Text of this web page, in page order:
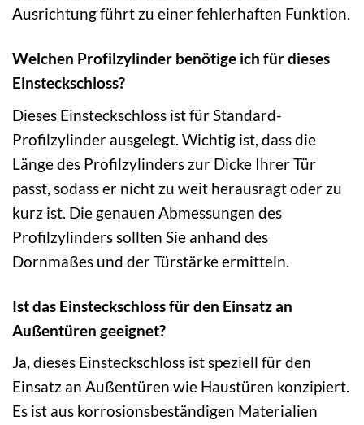
Ausrichtung führt zu einer fehlerhaften Funktion.
Welchen Profilzylinder benötige ich für dieses
Einsteckschloss?
Dieses Einsteckschloss ist für Standard-
Profilzylinder ausgelegt. Wichtig ist, dass die
Länge des Profilzylinders zur Dicke Ihrer Tür
passt, sodass er nicht zu weit herausragt oder zu
kurz ist. Die genauen Abmessungen des
Profilzylinders sollten Sie anhand des
Dornmaßes und der Türstärke ermitteln.
Ist das Einsteckschloss für den Einsatz an
Außentüren geeignet?
Ja, dieses Einsteckschloss ist speziell für den
Einsatz an Außentüren wie Haustüren konzipiert.
Es ist aus korrosionsbeständigen Materialien